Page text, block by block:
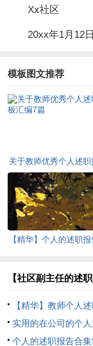
Xx社区
20xx年1月12日
模板图文推荐
关于教师优秀个人述职
汇编7篇
【精华】个人的述职
【社区副主任的述
【精华】教师个人
范文锦集十篇
实用的在公司的个
四篇
个人的述职报告合集